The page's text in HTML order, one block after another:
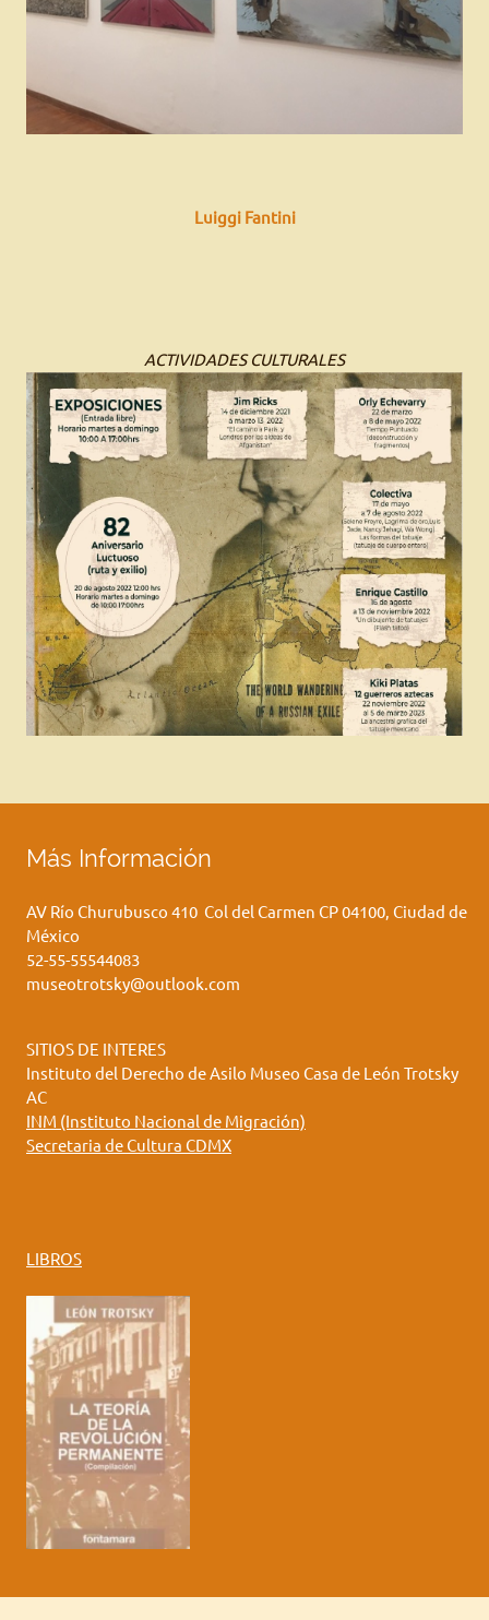
Luiggi Fantini
ACTIVIDADES CULTURALES
Más Información
AV Río Churubusco 410 Col del Carmen CP 04100, Ciudad de
México
52-55-55544083
museotrotsky@outlook.com
SITIOS DE INTERES
Instituto del Derecho de Asilo Museo Casa de León Trotsky
AC
INM (Instituto Nacional de Migración)
Secretaria de Cultura CDMX
LIBROS